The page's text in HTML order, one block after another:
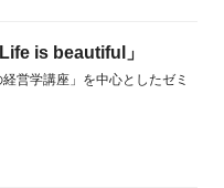
is beautiful」
経営学講座」を中心としたゼミ